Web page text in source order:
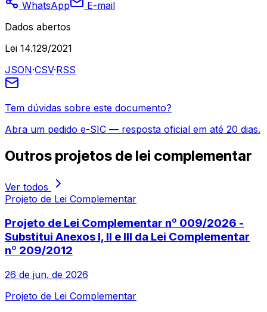
WhatsApp
E-mail
Dados abertos
Lei 14.129/2021
JSON·CSV·RSS
Tem dúvidas sobre este documento?
Abra um pedido e-SIC — resposta oficial em até 20 dias.
Outros projetos de lei complementar
Ver todos
Projeto de Lei Complementar
Projeto de Lei Complementar nº 009/2026 -
Substitui Anexos I, II e III da Lei Complementar
nº 209/2012
26 de jun. de 2026
Projeto de Lei Complementar